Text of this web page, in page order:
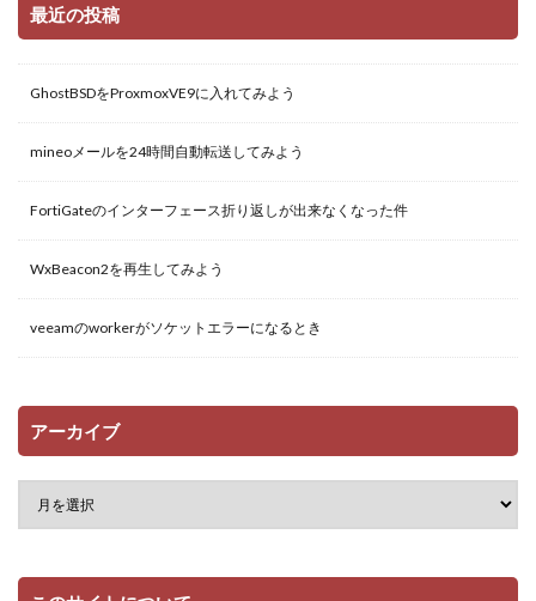
最近の投稿
GhostBSDをProxmoxVE9に入れてみよう
mineoメールを24時間自動転送してみよう
FortiGateのインターフェース折り返しが出来なくなった件
WxBeacon2を再生してみよう
veeamのworkerがソケットエラーになるとき
アーカイブ